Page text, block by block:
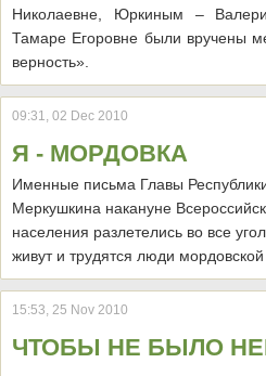
Николаевне, Юркиным –
Тамаре Егоровне были вручены
верность».
09:31, 02 Dec 2010
Я - МОРДОВКА
Именные письма Главы
Меркушкина накануне
населения разлетелись во все
живут и трудятся люди мордовской
15:53, 25 Nov 2010
ЧТОБЫ НЕ БЫЛО